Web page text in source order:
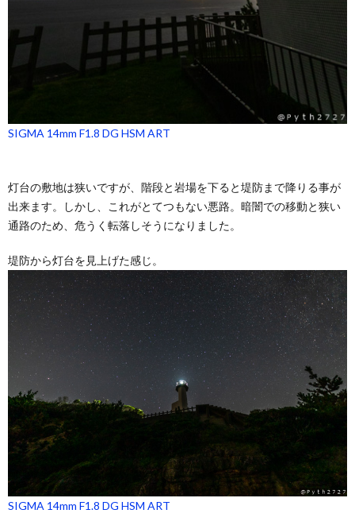
SIGMA 14mm F1.8 DG HSM ART
灯台の敷地は狭いですが、階段と岩場を下ると堤防まで降りる事が
出来ます。しかし、これがとてつもない悪路。暗闇での移動と狭い
通路のため、危うく転落しそうになりました。
堤防から灯台を見上げた感じ。
SIGMA 14mm F1.8 DG HSM ART